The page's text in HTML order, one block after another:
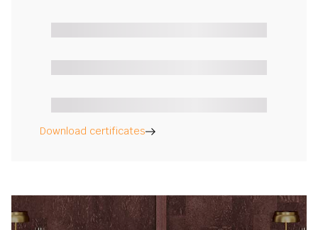
Download certificates